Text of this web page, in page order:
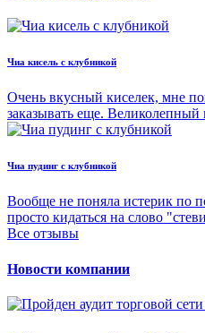
Чиа кисель с клубникой
Очень вкусный киселек, мне
заказывать еще. Великолепный
Чиа пудинг с клубникой
Вообще не поняла истерик по
просто кидаться на слово
Все отзывы
Новости компании